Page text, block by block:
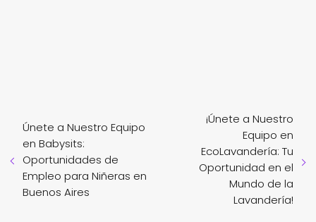
Únete a Nuestro Equipo
en Babysits:
Oportunidades de
Empleo para Niñeras en
Buenos Aires
¡Únete a Nuestro
Equipo en
EcoLavandería: Tu
Oportunidad en el
Mundo de la
Lavandería!